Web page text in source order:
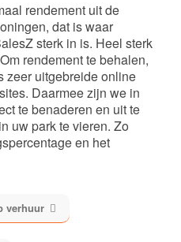
rendement uit de
dat is waar
sterk in is. Heel sterk
rendement te behalen,
zeer uitgebreide online
Daarmee zijn we in
te benaderen en uit te
uw park te vieren. Zo
en het
verhuur